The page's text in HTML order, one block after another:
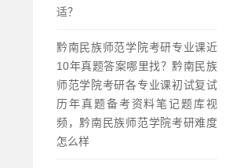
适？
黔南民族师范学院考研专业课近
10年真题答案哪里找？黔南民族
师范学院考研各专业课初试复试
历年真题备考资料笔记题库视
频，黔南民族师范学院考研难度
怎么样